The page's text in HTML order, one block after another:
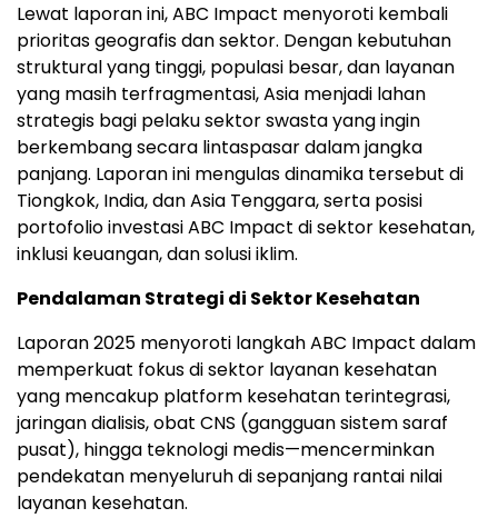
Lewat laporan ini, ABC Impact menyoroti kembali
prioritas geografis dan sektor. Dengan kebutuhan
struktural yang tinggi, populasi besar, dan layanan
yang masih terfragmentasi, Asia menjadi lahan
strategis bagi pelaku sektor swasta yang ingin
berkembang secara lintaspasar dalam jangka
panjang. Laporan ini mengulas dinamika tersebut di
Tiongkok, India, dan Asia Tenggara, serta posisi
portofolio investasi ABC Impact di sektor kesehatan,
inklusi keuangan, dan solusi iklim.
Pendalaman Strategi di Sektor Kesehatan
Laporan 2025 menyoroti langkah ABC Impact dalam
memperkuat fokus di sektor layanan kesehatan
yang mencakup platform kesehatan terintegrasi,
jaringan dialisis, obat CNS (gangguan sistem saraf
pusat), hingga teknologi medis—mencerminkan
pendekatan menyeluruh di sepanjang rantai nilai
layanan kesehatan.